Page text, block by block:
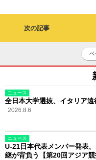
次の記事
ニュース
全日本大学選抜、イタリア遠
2026.8.6
ニュース
U-21日本代表メンバー発表
継が背負う【第20回アジア競